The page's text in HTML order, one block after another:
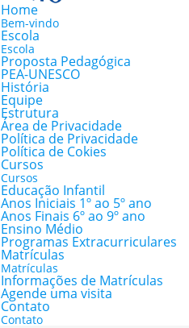
Home
Bem-vindo
Escola
Escola
Proposta Pedagógica
PEA-UNESCO
História
Equipe
Estrutura
Área de Privacidade
Política de Privacidade
Política de Cokies
Cursos
Cursos
Educação Infantil
Anos Iniciais 1º ao 5º ano
Anos Finais 6º ao 9º ano
Ensino Médio
Programas Extracurriculares
Matrículas
Matrículas
Informações de Matrículas
Agende uma visita
Contato
Contato